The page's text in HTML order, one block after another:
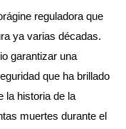
reguladora que
ya varias décadas.
garantizar una
que ha brillado
la historia de la
muertes durante el